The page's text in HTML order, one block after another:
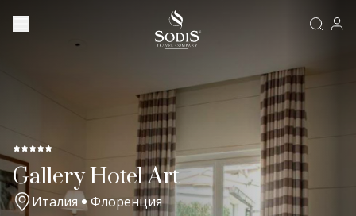
Gallery Hotel Art
Италия Флоренция